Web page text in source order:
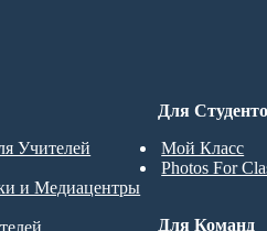
Для
Мой Класс
Photos For
Учителей
и Медиацентры
Для Команд